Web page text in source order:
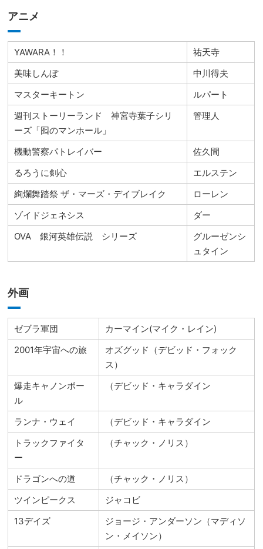
アニメ
YAWARA！！
祐天寺
美味しんぼ
中川得夫
マスターキートン
ルパート
週刊ストーリーランド 神宮寺葉子シリ
ーズ「囮のマンホール」
管理人
機動警察パトレイバー
佐久間
るろうに剣心
エルステン
絢爛舞踏祭 ザ・マーズ・デイブレイク
ローレン
ゾイドジェネシス
ダー
OVA 銀河英雄伝説 シリーズ
グルーゼンシ
ュタイン
外画
ゼブラ軍団
カーマイン(マイク・レイン)
2001年宇宙への旅
オズグッド（デビッド・フォック
ス）
爆走キャノンボー
ル
（デビッド・キャラダイン
ランナ・ウェイ
（デビッド・キャラダイン
トラックファイタ
ー
（チャック・ノリス）
ドラゴンへの道
（チャック・ノリス）
ツインピークス
ジャコビ
13デイズ
ジョージ・アンダーソン（マディソ
ン・メイソン）